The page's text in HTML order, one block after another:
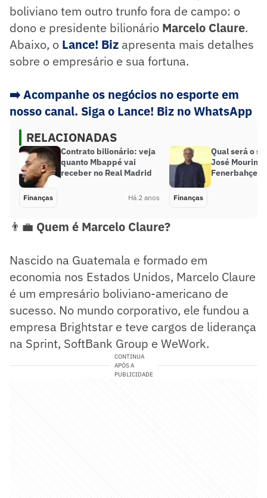
boliviano tem outro trunfo fora de campo: o
dono e presidente bilionário Marcelo Claure.
Abaixo, o Lance! Biz apresenta mais detalhes
sobre o empresário e sua fortuna.
➡️Acompanhe os negócios no esporte em
nosso canal. Siga o Lance! Biz no WhatsApp
RELACIONADAS
Contrato bilionário: veja
quanto Mbappé vai
receber no Real Madrid
Finanças Há 2 anos
Qual será o
José
Fenerbahçe?
Finanças
👨‍💼 Quem é Marcelo Claure?
Nascido na Guatemala e formado em
economia nos Estados Unidos, Marcelo Claure
é um empresário boliviano-americano de
sucesso. No mundo corporativo, ele fundou a
empresa Brightstar e teve cargos de liderança
na Sprint, SoftBank Group e WeWork.
CONTINUA
APÓS A
PUBLICIDADE